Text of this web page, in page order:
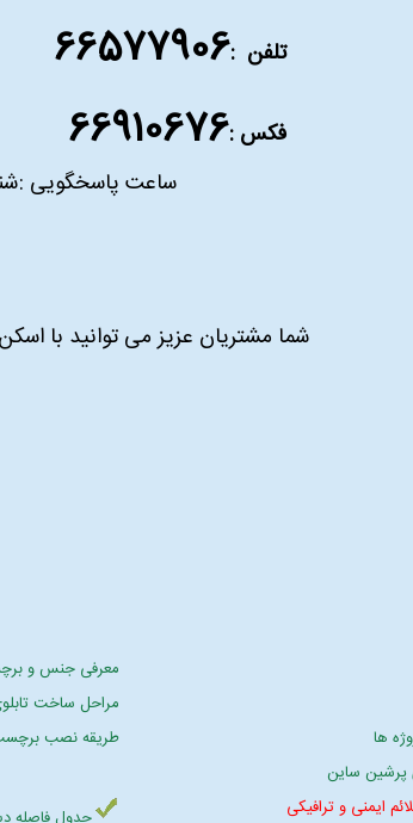
تلفن :66577906
فکس :66910676
ساعت پاسخگویی :شنبه الی چهارشنبه
شما مشتریان عزیز می توانید با
معرفی جنس و
مراحل ساخت
ها
طریقه نصب
پرشین ساین
ایمنی و ترافیکی